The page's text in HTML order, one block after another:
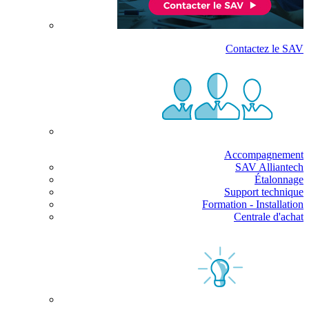
Contactez le SAV
Accompagnement
SAV Alliantech
Étalonnage
Support technique
Formation - Installation
Centrale d'achat